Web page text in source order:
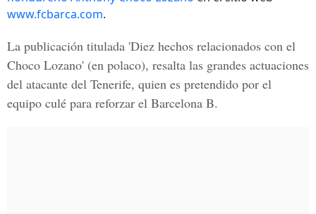
www.fcbarca.com.
La publicación titulada 'Diez hechos relacionados con el
Choco Lozano' (en polaco), resalta las grandes actuaciones
del atacante del Tenerife, quien es pretendido por el
equipo culé para reforzar el Barcelona B.